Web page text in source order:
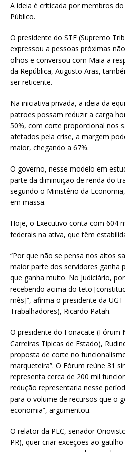
A ideia é criticada por membros
Público.
O presidente do STF (Supremo
expressou a pessoas próximas
olhos e conversou com Maia a
da República, Augusto Aras,
ser reticente.
Na iniciativa privada, a ideia da
patrões possam reduzir a carga
50%, com corte proporcional nos
afetados pela crise, a margem
maior, chegando a 67%.
O governo, nesse modelo em
parte da diminuição de renda do
segundo o Ministério da
em massa.
Hoje, o Executivo conta com 604
federais na ativa, que têm
“Por que não se pensa nos altos
maior parte dos servidores ganha
que ganha muito. No Judiciário,
recebendo acima do teto
mês]”, afirma o presidente da
Trabalhadores), Ricardo Patah.
O presidente do Fonacate (Fórum
Carreiras Típicas de Estado),
proposta de corte no
marqueteira”. O Fórum reúne 31
representa cerca de 200 mil
redução representaria nesse
para o volume de recursos que o
economia”, argumentou.
O relator da PEC, senador
PR), quer criar exceções ao